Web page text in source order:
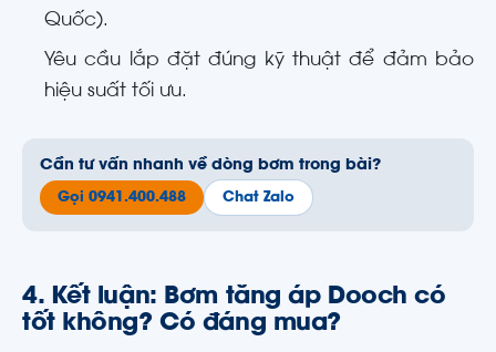
Quốc).
Yêu cầu lắp đặt đúng kỹ thuật để đảm bảo
hiệu suất tối ưu.
Cần tư vấn nhanh về dòng bơm trong bài?
Gọi 0941.400.488 Chat Zalo
4. Kết luận: Bơm tăng áp Dooch có
tốt không? Có đáng mua?